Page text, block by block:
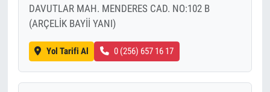
DAVUTLAR MAH. MENDERES CAD. NO:102 B
(ARÇELİK BAYİİ YANI)
Yol Tarifi Al 0 (256) 657 16 17